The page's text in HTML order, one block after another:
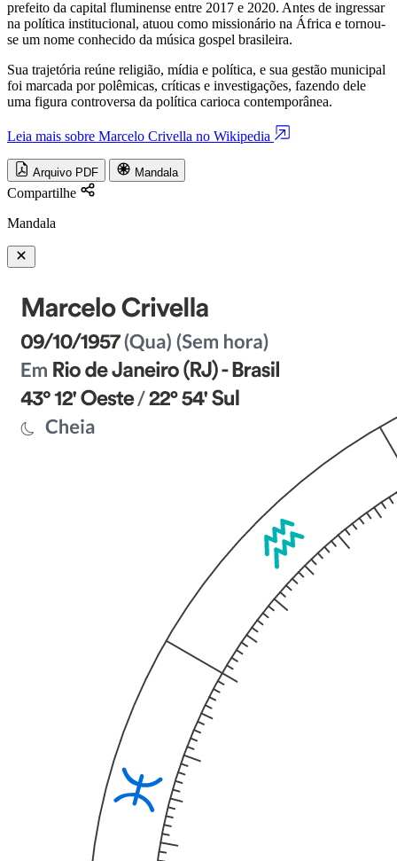
prefeito da capital fluminense entre 2017 e 2020. Antes de ingressar
na política institucional, atuou como missionário na África e tornou-
se um nome conhecido da música gospel brasileira.
Sua trajetória reúne religião, mídia e política, e sua gestão municipal
foi marcada por polêmicas, críticas e investigações, fazendo dele
uma figura controversa da política carioca contemporânea.
Leia mais sobre Marcelo Crivella no Wikipedia
Arquivo PDF Mandala
Compartilhe
Mandala